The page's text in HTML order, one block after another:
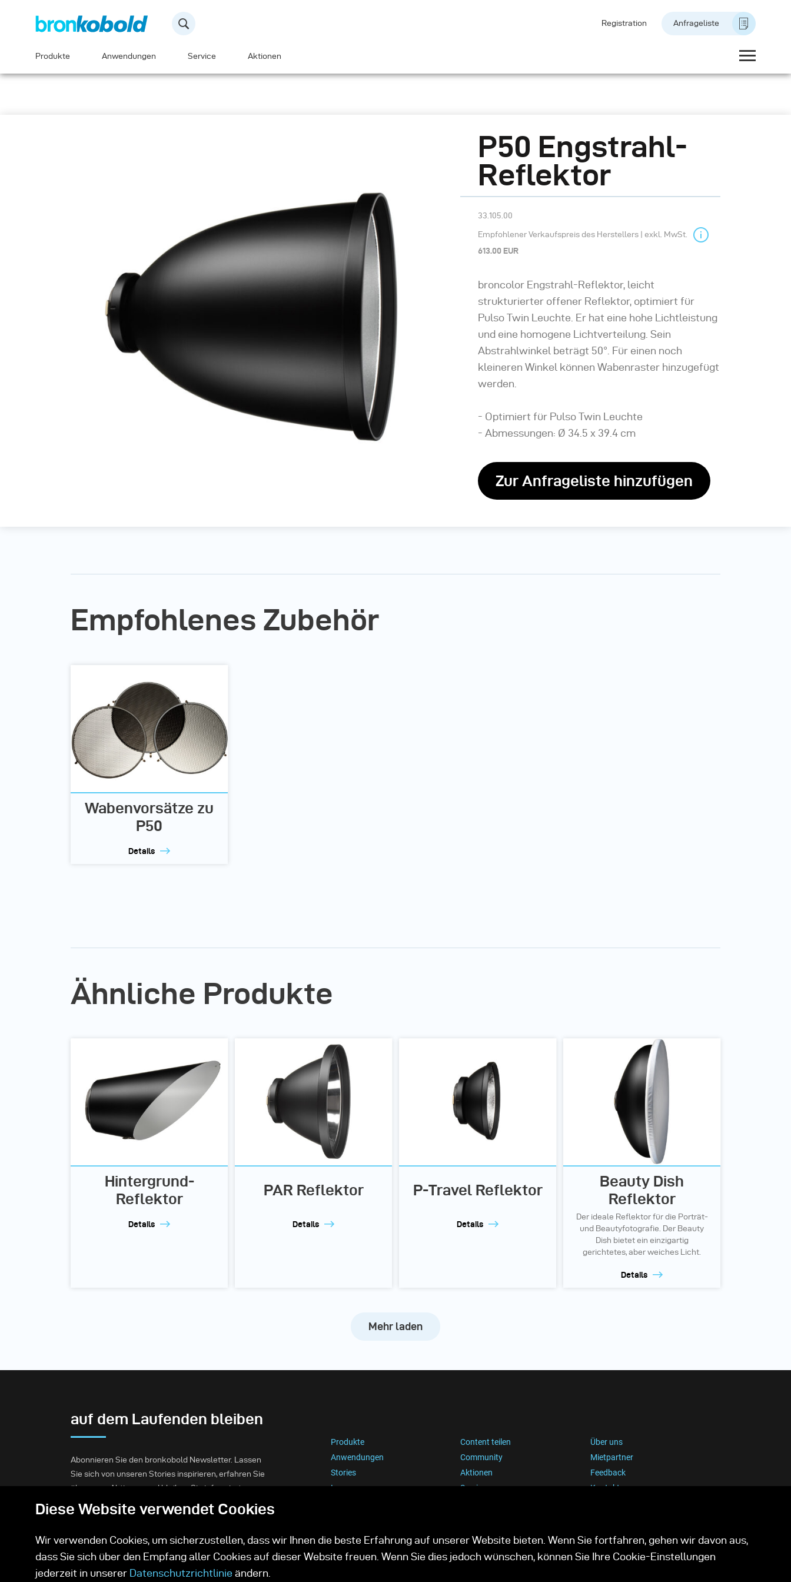
Registration Anfrageliste
Produkte Anwendungen Service Aktionen
P50 Engstrahl-
Reflektor
33.105.00
Empfohlener Verkaufspreis des Herstellers | exkl. MwSt.
613.00 EUR
broncolor Engstrahl-Reflektor, leicht
strukturierter offener Reflektor, optimiert für
Pulso Twin Leuchte. Er hat eine hohe Lichtleistung
und eine homogene Lichtverteilung. Sein
Abstrahlwinkel beträgt 50°. Für einen noch
kleineren Winkel können Wabenraster hinzugefügt
werden.
- Optimiert für Pulso Twin Leuchte
- Abmessungen: Ø 34.5 x 39.4 cm
Zur Anfrageliste hinzufügen
Empfohlenes Zubehör
Wabenvorsätze zu
P50
Details
Ähnliche Produkte
Hintergrund-
Reflektor
Details
PAR Reflektor
Details
P-Travel Reflektor
Details
Beauty Dish
Reflektor
Der ideale Reflektor für die Porträt-
und Beautyfotografie. Der Beauty
Dish bietet ein einzigartig
gerichtetes, aber weiches Licht.
Details
Mehr laden
auf dem Laufenden bleiben
Abonnieren Sie den bronkobold Newsletter. Lassen
Sie sich von unseren Stories inspirieren, erfahren Sie
über neue Aktionen und bleiben Sie informiert.
Produkte Content teilen
Über uns
Anwendungen
Community
Mietpartner
Stories
Aktionen
Feedback
Lernen
Service
Kontakt
Diese Website verwendet Cookies
Wir verwenden Cookies, um sicherzustellen, dass wir Ihnen die beste Erfahrung auf unserer Website bieten. Wenn Sie fortfahren, gehen wir davon aus,
dass Sie sich über den Empfang aller Cookies auf dieser Website freuen. Wenn Sie dies jedoch wünschen, können Sie Ihre Cookie-Einstellungen
jederzeit in unserer Datenschutzrichtlinie ändern.